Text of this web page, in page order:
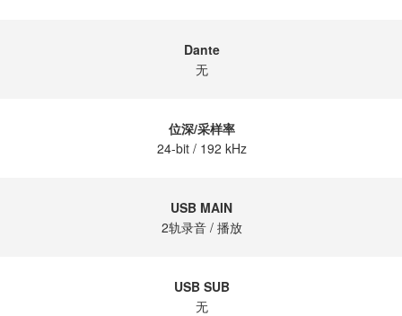
Dante
无
位深/采样率
24-bit / 192 kHz
USB MAIN
2轨录音 / 播放
USB SUB
无